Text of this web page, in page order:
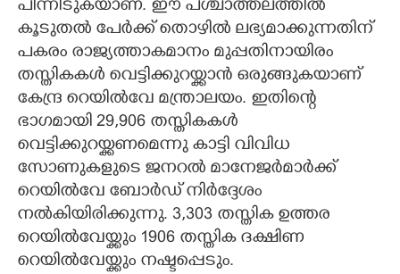
പിന്നിടുകയാണ്. ഈ പശ്ചാത്തലത്തിൽ
കൂടുതൽ പേർക്ക് തൊഴിൽ ലഭ്യമാക്കുന്നതിന്
പകരം രാജ്യത്താകമാനം മുപ്പതിനായിരം
തസ്തികകൾ വെട്ടിക്കുറയ്ക്കാൻ ഒരുങ്ങുകയാണ്
കേന്ദ്ര റെയിൽവേ മന്ത്രാലയം. ഇതിന്റെ
ഭാഗമായി 29,906 തസ്തികകൾ
വെട്ടിക്കുറയ്ക്കണമെന്നു കാട്ടി വിവിധ
സോണുകളുടെ ജനറൽ മാനേജർമാർക്ക്
റെയിൽവേ ബോർഡ് നിർദ്ദേശം
നൽകിയിരിക്കുന്നു. 3,303 തസ്തിക ഉത്തര
റെയിൽവേയ്ക്കും 1906 തസ്തിക ദക്ഷിണ
റെയിൽവേയ്ക്കും നഷ്ടപ്പെടും.